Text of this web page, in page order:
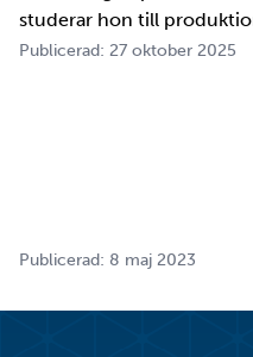
studerar hon till
under tio veckor i höst gör
Publicerad: 27 oktober 2025
Publicerad: 8 maj 2023